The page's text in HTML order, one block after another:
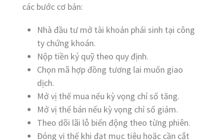
các bước cơ bản:
Nhà đầu tư mở tài khoản phái sinh tại công
ty chứng khoán.
Nộp tiền ký quỹ theo quy định.
Chọn mã hợp đồng tương lai muốn giao
dịch.
Mở vị thế mua nếu kỳ vọng chỉ số tăng.
Mở vị thế bán nếu kỳ vọng chỉ số giảm.
Theo dõi lãi lỗ biến động theo từng phiên.
Đóng vị thế khi đạt mục tiêu hoặc cần cắt